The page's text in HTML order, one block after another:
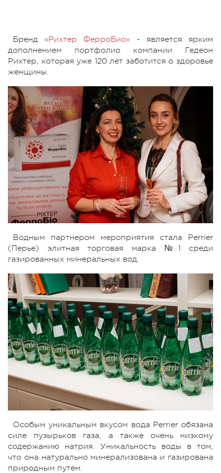
Бренд «Рихтер ФерроБио» - является ярким
дополнением портфолио компании Гедеон
Рихтер, которая уже 120 лет заботится о здоровье
женщины.
Водным партнером мероприятия стала Perrier
(Перье) элитная торговая марка №1 среди
газированных минеральных вод.
Особым уникальным вкусом вода Perrier обязана
силе пузырьков газа, а также очень низкому
содержанию натрия. Уникальность воды в том,
что она натурально минерализована и газирована
природным путем.